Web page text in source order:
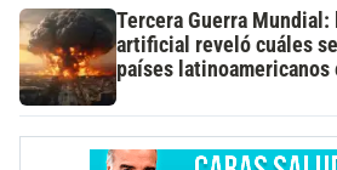
Tercera Guerra
artificial reveló cuáles
países